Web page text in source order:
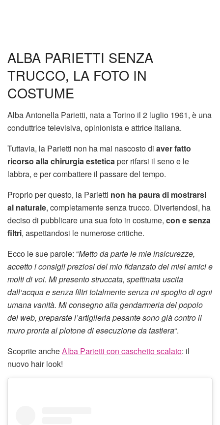
ALBA PARIETTI SENZA
TRUCCO, LA FOTO IN
COSTUME
Alba Antonella Parietti, nata a Torino il 2 luglio 1961, è una
conduttrice televisiva, opinionista e attrice italiana.
Tuttavia, la Parietti non ha mai nascosto di aver fatto
ricorso alla chirurgia esteticaper rifarsi il seno e le
labbra, e per combattere il passare del tempo.
Proprio per questo, la Parietti non ha paura di mostrarsi
al naturale, completamente senza trucco. Divertendosi, ha
deciso di pubblicare una sua foto in costume, con e senza
filtri, aspettandosi le numerose critiche.
Ecco le sue parole: “Metto da parte le mie insicurezze,
accetto i consigli preziosi del mio fidanzato dei miei amici e
molti di voi. Mi presento struccata, spettinata uscita
dall’acqua e senza filtri totalmente senza mi spoglio di ogni
umana vanità. Mi consegno alla gendarmeria del popolo
del web, preparate l’artiglieria pesante sono già contro il
muro pronta al plotone di esecuzione da tastiera“.
Scoprite ancheAlba Parietti con caschetto scalato: il
nuovo hair look!